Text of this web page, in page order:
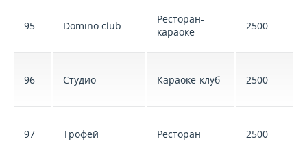
95 Domino club
Ресторан-
караоке
2500
96 Студио Караоке-клуб 2500
97 Трофей Ресторан 2500